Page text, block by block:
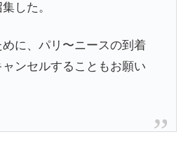
した。
に、パリ〜ニースの到着
ンセルすることもお願い